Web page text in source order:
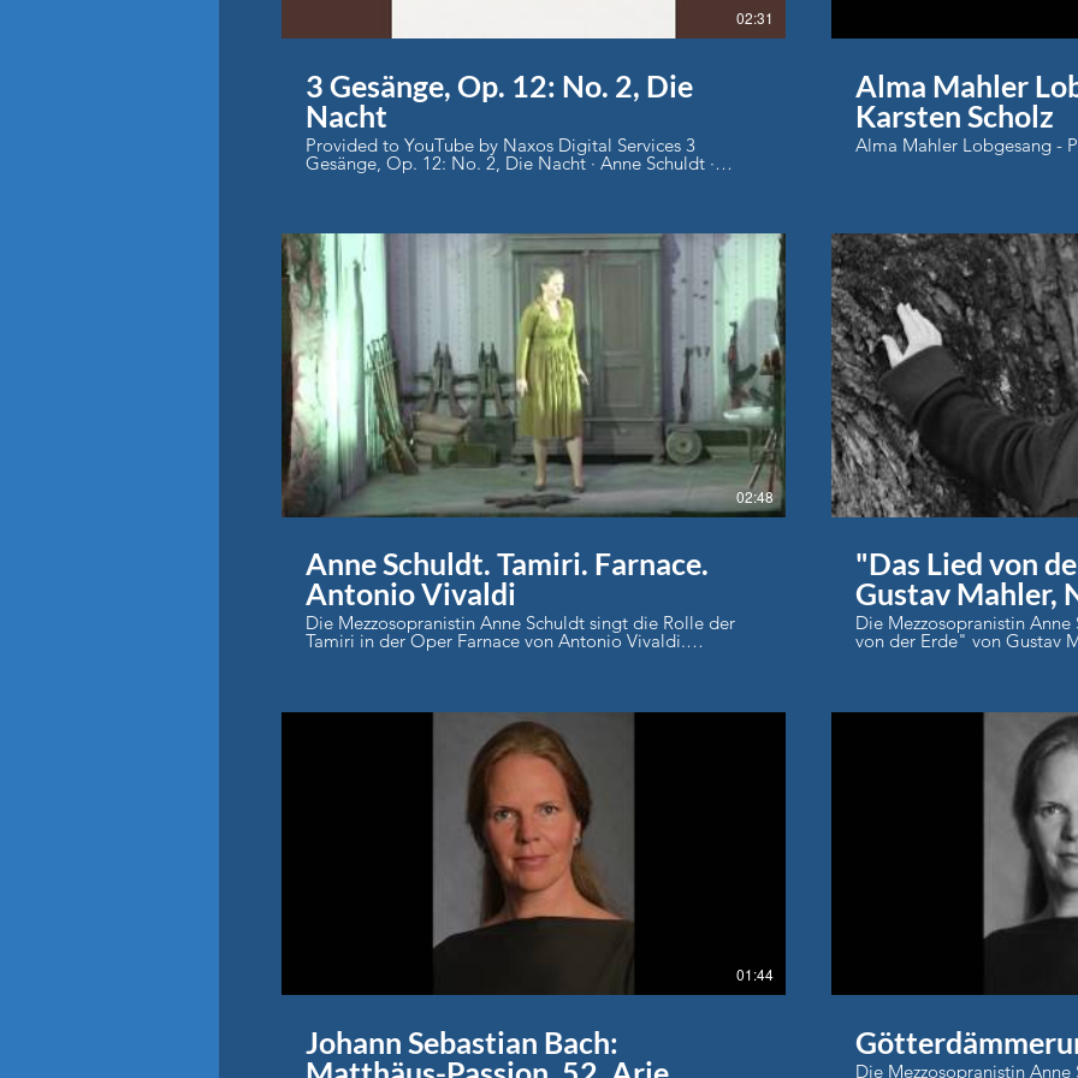
seufzende
zudem eine düster-
sehenswerte Produktion
Musiktheaters.«
02:31
3 Gesänge, Op. 12: No. 2, Die
Nacht
Provided to YouTube by Naxos Digital Services 3
Gesänge, Op. 12: No. 2, Die Nacht · Anne Schuldt ·
Annette Seiler · Ludwig Thuille · Hermann von Gilm
Ludwig Thuille Lyricist: Hermann von Gilm Auto-
generated by YouTube.
Alma Mahler Lobgesang - Pianist :
Karsten Scholz
Alma Mahler
Play Video
02:48
Anne Schuldt. Tamiri. Farnace.
Antonio Vivaldi
Die Mezzosopranistin Anne Schuldt singt die Rolle der
Tamiri in der Oper Farnace von Antonio Vivaldi.
"Das Lied von
Gustav Mahler,
Abschied"
Die Mezzosopranistin
von der Erde" von Gustav
Play Video
01:44
Johann Sebastian Bach:
Die Mezzosopranistin